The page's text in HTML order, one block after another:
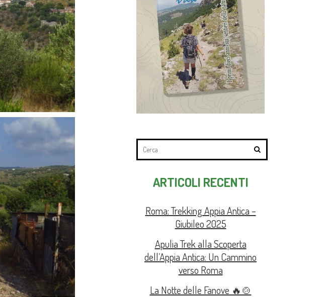
ARTICOLI RECENTI
Roma: Trekking Appia Antica –
Giubileo 2025
Apulia Trek alla Scoperta
dell’Appia Antica: Un Cammino
verso Roma
La Notte delle Fanove 🔥🍲